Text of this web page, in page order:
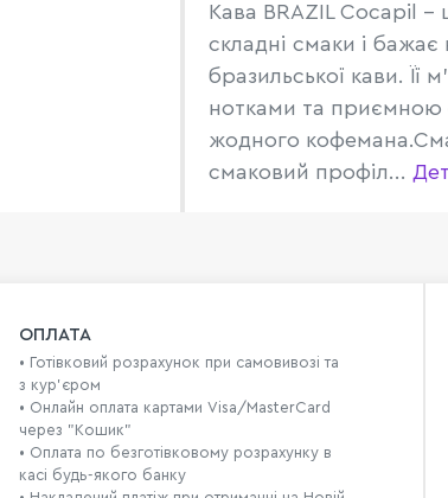
Кава BRAZIL Cocapil -
складні смаки і
бразильської кави. Її
нотками та приємною
жодного
смаковий профіл...
ОПЛАТА
• Готівковий розрахунок при самовивозі та
з кур’єром
• Онлайн оплата картами Visa/MasterCard
через "Кошик"
• Оплата по безготівковому розрахунку в
касі будь-якого банку